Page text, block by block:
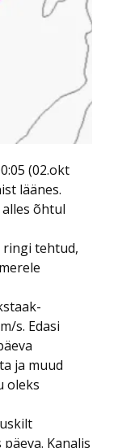
(02.okt
läänes.
õhtul
ringi tehtud,
s. Edasi
ja muud
oleks
Kanalis